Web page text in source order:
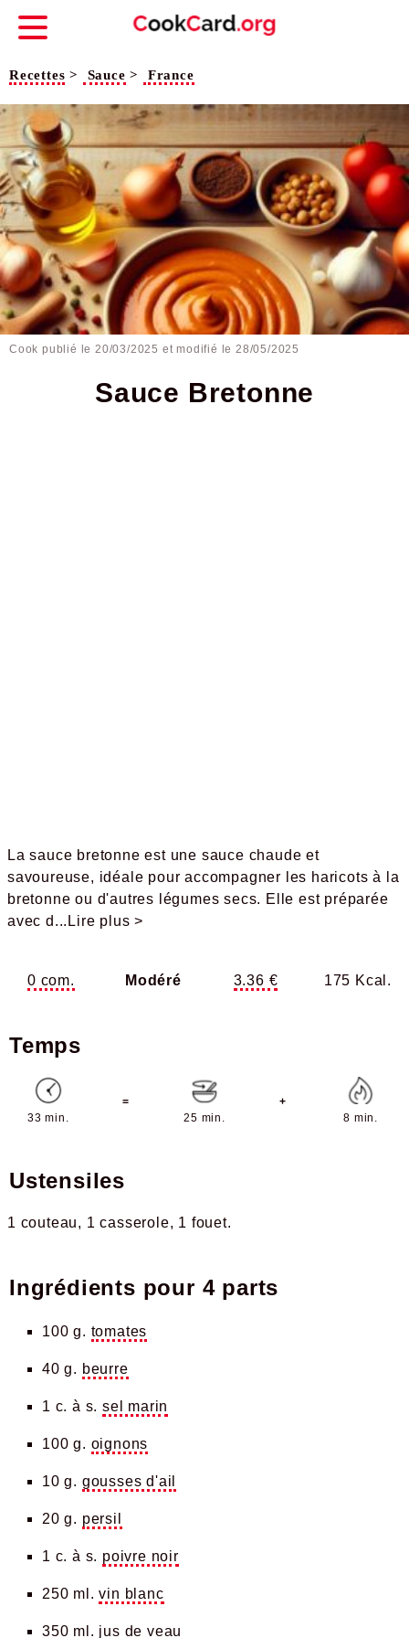
Recettes > Sauce > France
Cook publié le20/03/2025 et modifié le 28/05/2025
Sauce Bretonne
La sauce bretonne est une sauce chaude et
savoureuse, idéale pour accompagner les haricots à la
bretonne ou d'autres légumes secs. Elle est préparée
avec d ...Lire plus >
0 com. Modéré 3.36 € 175 Kcal.
Temps
33 min.
=
25 min.
+
8 min.
Ustensiles
1 couteau 1 casserole 1 fouet
Ingrédients pour 4 parts
100 g. tomates
40 g. beurre
1 c. à s. sel marin
100 g. oignons
10 g. gousses d'ail
20 g. persil
1 c. à s. poivre noir
250 ml.vin blanc
350 ml. jus de veau